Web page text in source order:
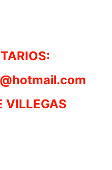
VILLEGAS